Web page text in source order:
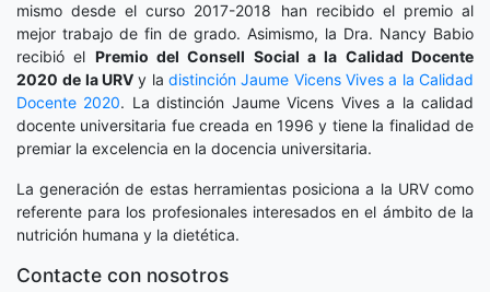
mismo desde el curso 2017-2018 han recibido el premio al
mejor trabajo de fin de grado. Asimismo, la Dra. Nancy Babio
recibió el Premio del Consell Social a la Calidad Docente
2020 de la URV y ladistinción Jaume Vicens Vives a la Calidad
Docente 2020. La distinción Jaume Vicens Vives a la calidad
docente universitaria fue creada en 1996 y tiene la finalidad de
premiar la excelencia en la docencia universitaria.
La generación de estas herramientas posiciona a la URV como
referente para los profesionales interesados en el ámbito de la
nutrición humana y la dietética.
Contacte con nosotros